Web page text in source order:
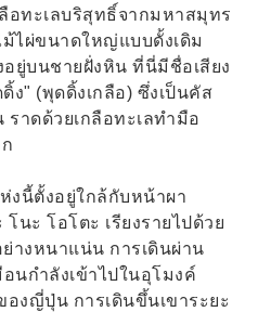
อทะเลบริสุทธิ์จากมหาสมุทร
ไผ่ขนาดใหญ่แบบดั้งเดิม
อยู่บนชายฝั่งหิน ที่นี่มีชื่อเสียง
ง" (พุดดิ้งเกลือ) ซึ่งเป็นคัส
าดด้วยเกลือทะเลทำมือ
งนี้ตั้งอยู่ใกล้กับหน้าผา
นะ โอโตะ เรียงรายไปด้วย
างหนาแน่น การเดินผ่าน
นกำลังเข้าไปในอุโมงค์
งญี่ปุ่น การเดินขึ้นเขาระยะ